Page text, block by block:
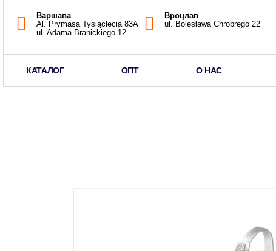
Варшава
Al. Prymasa Tysiąclecia 83A
ul. Adama Branickiego 12
Вроцлав
ul. Bolesława Chrobrego 22
КАТАЛОГ ОПТ О НАС